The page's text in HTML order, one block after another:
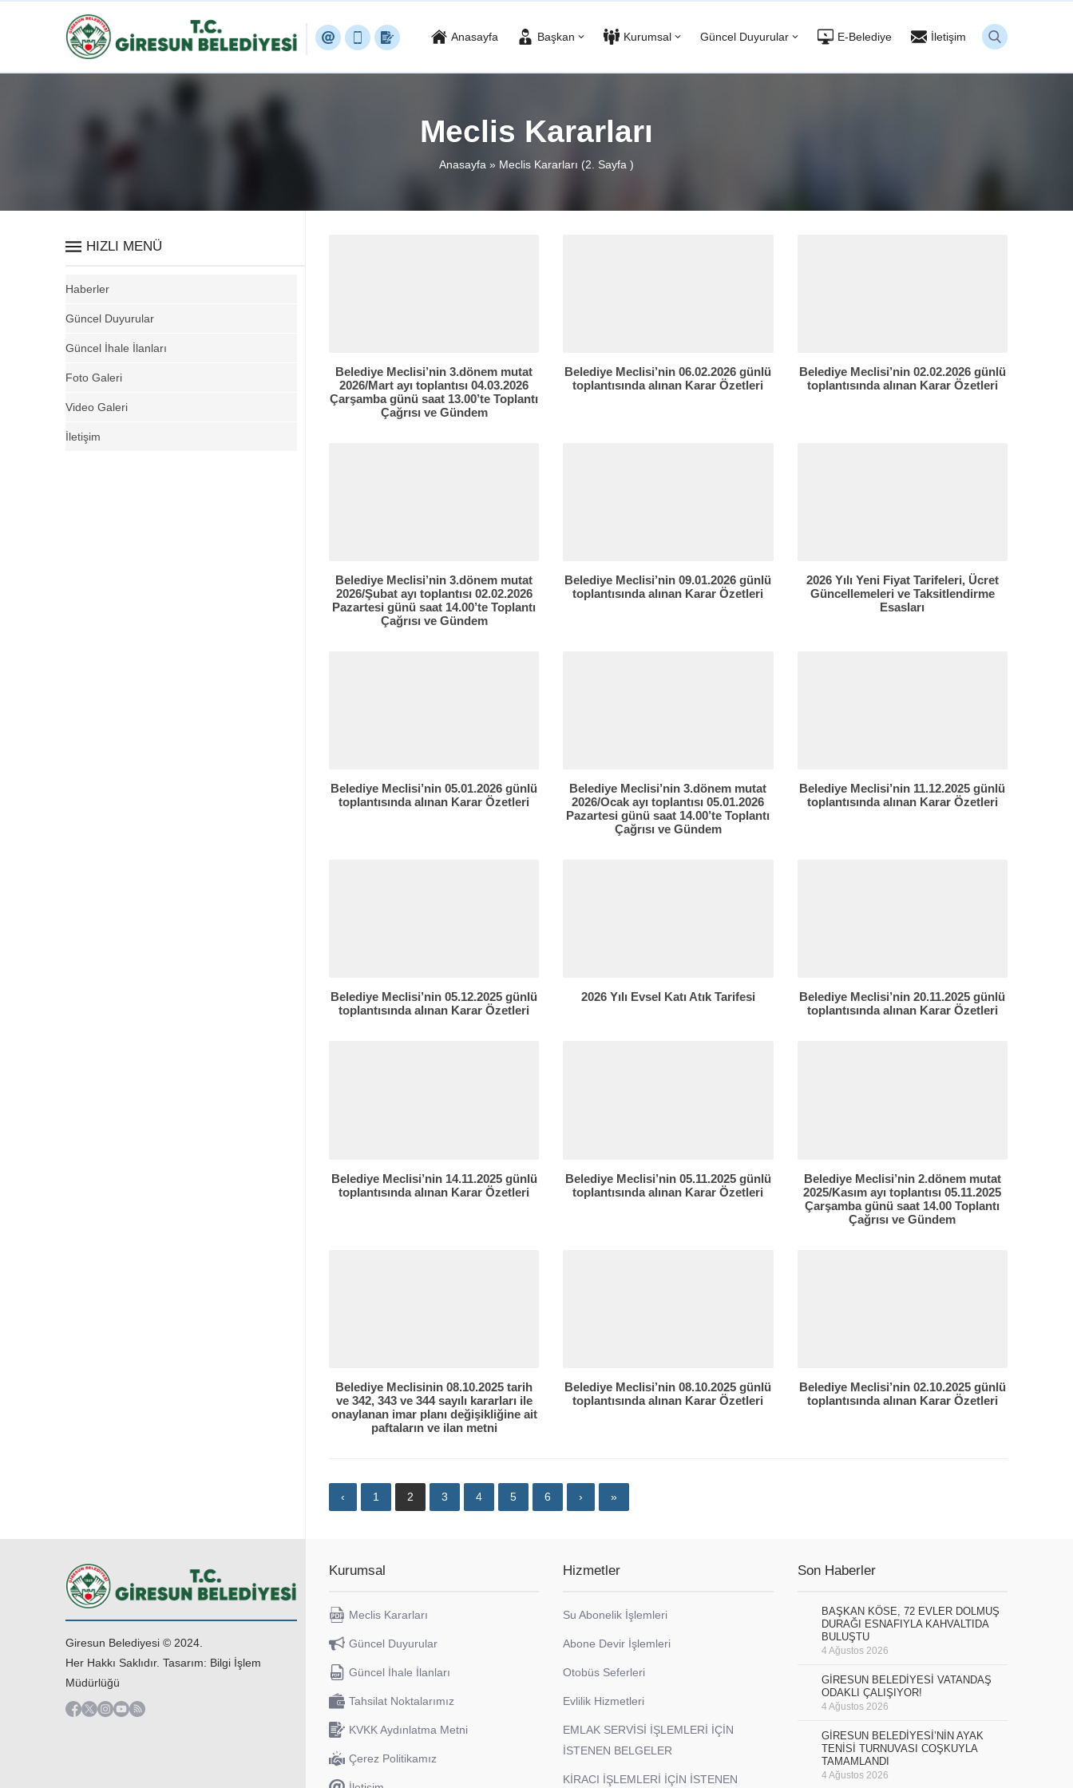
Anasayfa Başkan Kurumsal Güncel Duyurular E-Belediye İletişim
Meclis Kararları
Anasayfa » Meclis Kararları (2. Sayfa )
Belediye Meclisi’nin 3.dönem mutat
2026/Mart ayı toplantısı 04.03.2026
Çarşamba günü saat 13.00’te Toplantı
Çağrısı ve Gündem
Belediye Meclisi’nin 06.02.2026 günlü
toplantısında alınan Karar Özetleri
Belediye Meclisi’nin 02.02.2026 günlü
toplantısında alınan Karar Özetleri
Belediye Meclisi’nin 3.dönem mutat
2026/Şubat ayı toplantısı 02.02.2026
Pazartesi günü saat 14.00’te Toplantı
Çağrısı ve Gündem
Belediye Meclisi’nin 09.01.2026 günlü
toplantısında alınan Karar Özetleri
2026 Yılı Yeni Fiyat Tarifeleri, Ücret
Güncellemeleri ve Taksitlendirme
Esasları
Belediye Meclisi’nin 05.01.2026 günlü
toplantısında alınan Karar Özetleri
Belediye Meclisi’nin 3.dönem mutat
2026/Ocak ayı toplantısı 05.01.2026
Pazartesi günü saat 14.00’te Toplantı
Çağrısı ve Gündem
Belediye Meclisi’nin 11.12.2025 günlü
toplantısında alınan Karar Özetleri
Belediye Meclisi’nin 05.12.2025 günlü
toplantısında alınan Karar Özetleri
2026 Yılı Evsel Katı Atık Tarifesi
Belediye Meclisi’nin 20.11.2025 günlü
toplantısında alınan Karar Özetleri
Belediye Meclisi’nin 14.11.2025 günlü
toplantısında alınan Karar Özetleri
Belediye Meclisi’nin 05.11.2025 günlü
toplantısında alınan Karar Özetleri
Belediye Meclisi’nin 2.dönem mutat
2025/Kasım ayı toplantısı 05.11.2025
Çarşamba günü saat 14.00 Toplantı
Çağrısı ve Gündem
Belediye Meclisinin 08.10.2025 tarih
ve 342, 343 ve 344 sayılı kararları ile
onaylanan imar planı değişikliğine ait
paftaların ve ilan metni
Belediye Meclisi’nin 08.10.2025 günlü
toplantısında alınan Karar Özetleri
Belediye Meclisi’nin 02.10.2025 günlü
toplantısında alınan Karar Özetleri
‹ 1 2 3 4 5 6 › »
HIZLI MENÜ
Haberler
Güncel Duyurular
Güncel İhale İlanları
Foto Galeri
Video Galeri
İletişim
Giresun Belediyesi © 2024.
Her Hakkı Saklıdır. Tasarım: Bilgi İşlem
Müdürlüğü
Kurumsal
Meclis Kararları
Güncel Duyurular
Güncel İhale İlanları
Tahsilat Noktalarımız
KVKK Aydınlatma Metni
Çerez Politikamız
Hizmetler
Su Abonelik İşlemleri
Abone Devir İşlemleri
Otobüs Seferleri
Evlilik Hizmetleri
EMLAK SERVİSİ İŞLEMLERİ İÇİN
İSTENEN BELGELER
KİRACI İŞLEMLERİ İÇİN İSTENEN
Son Haberler
BAŞKAN KÖSE, 72 EVLER DOLMUŞ
DURAĞI ESNAFIYLA KAHVALTIDA
BULUŞTU
4 Ağustos 2026
GİRESUN BELEDİYESİ VATANDAŞ
ODAKLI ÇALIŞIYOR!
4 Ağustos 2026
GİRESUN BELEDİYESİ’NİN AYAK
TENİSİ TURNUVASI COŞKUYLA
TAMAMLANDI
4 Ağustos 2026